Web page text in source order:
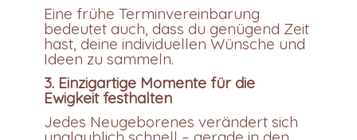
Eine frühe Terminvereinbarung
bedeutet auch, dass du genügend Zeit
hast, deine individuellen Wünsche und
Ideen zu sammeln.
3. Einzigartige Momente für die
Ewigkeit festhalten
Jedes Neugeborenes verändert sich